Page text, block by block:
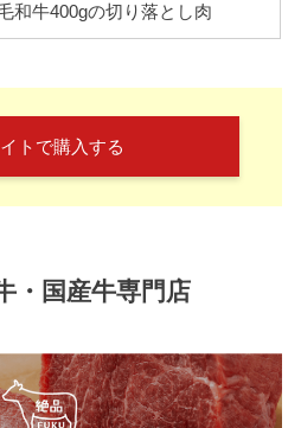
和牛400gの切り落とし肉
トで購入する
・国産牛専門店